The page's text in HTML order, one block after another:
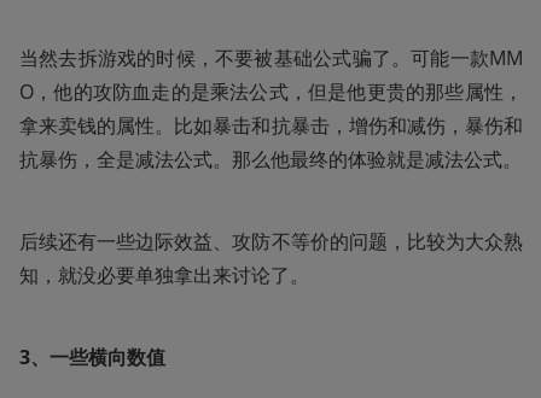
当然去拆游戏的时候，不要被基础公式骗了。可能一款MM
O，他的攻防血走的是乘法公式，但是他更贵的那些属性，
拿来卖钱的属性。比如暴击和抗暴击，增伤和减伤，暴伤和
抗暴伤，全是减法公式。那么他最终的体验就是减法公式。
后续还有一些边际效益、攻防不等价的问题，比较为大众熟
知，就没必要单独拿出来讨论了。
3、一些横向数值